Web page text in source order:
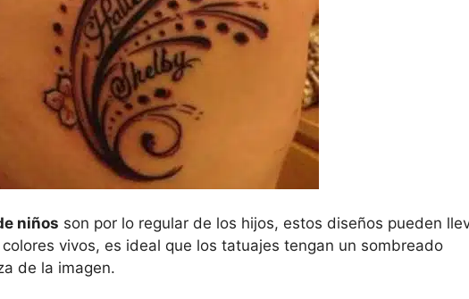
niños son por lo regular de los hijos, estos diseños pueden
vivos, es ideal que los tatuajes tengan un sombreado
de la imagen.